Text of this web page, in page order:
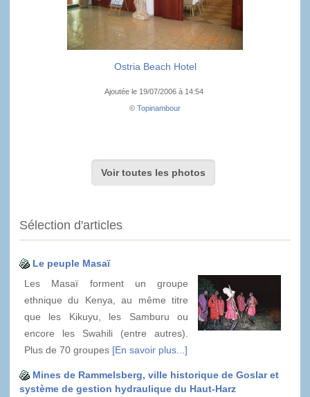
Ostria Beach Hotel
Ajoutée le 19/07/2006 à 14:54
© Topinambour
Voir toutes les photos
Sélection d'articles
Le peuple Masaï
Les Masaï forment un groupe
ethnique du Kenya, au même titre
que les Kikuyu, les Samburu ou
encore les Swahili (entre autres).
Plus de 70 groupes [En savoir plus...]
Mines de Rammelsberg, ville historique de Goslar et
système de gestion hydraulique du Haut-Harz